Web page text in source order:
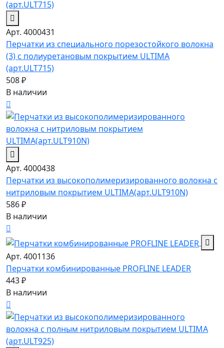
Арт. 4000431
Перчатки из специального порезостойкого волокна
(3) с полиуретановым покрытием ULTIMA
(арт.ULT715)
508 ₽
В наличии
Арт. 4000438
Перчатки из высокополимеризированного волокна c
нитриловым покрытием ULTIMA(арт.ULT910N)
586 ₽
В наличии
Арт. 4001136
Перчатки комбинированные PROFLINE LEADER
443 ₽
В наличии